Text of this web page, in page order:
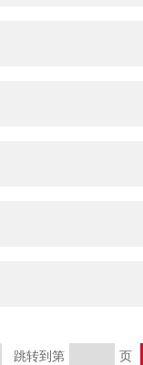
跳转到第 页